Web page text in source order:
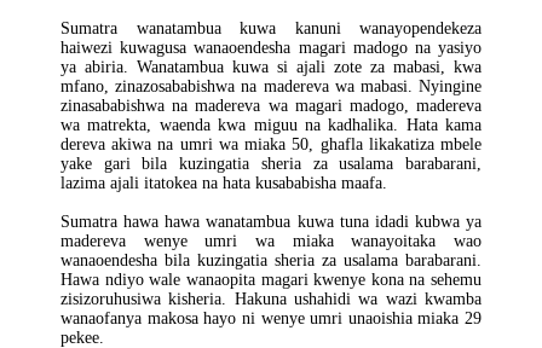
Sumatra wanatambua kuwa kanuni wanayopendekeza
haiwezi kuwagusa wanaoendesha magari madogo na yasiyo
ya abiria. Wanatambua kuwa si ajali zote za mabasi, kwa
mfano, zinazosababishwa na madereva wa mabasi. Nyingine
zinasababishwa na madereva wa magari madogo, madereva
wa matrekta, waenda kwa miguu na kadhalika. Hata kama
dereva akiwa na umri wa miaka 50, ghafla likakatiza mbele
yake gari bila kuzingatia sheria za usalama barabarani,
lazima ajali itatokea na hata kusababisha maafa.
Sumatra hawa hawa wanatambua kuwa tuna idadi kubwa ya
madereva wenye umri wa miaka wanayoitaka wao
wanaoendesha bila kuzingatia sheria za usalama barabarani.
Hawa ndiyo wale wanaopita magari kwenye kona na sehemu
zisizoruhusiwa kisheria. Hakuna ushahidi wa wazi kwamba
wanaofanya makosa hayo ni wenye umri unaoishia miaka 29
pekee.